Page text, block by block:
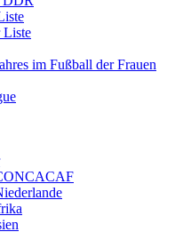
Liste
im Fußball der Frauen